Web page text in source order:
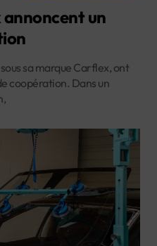
un
sa marque Carflex, ont
coopération. Dans un